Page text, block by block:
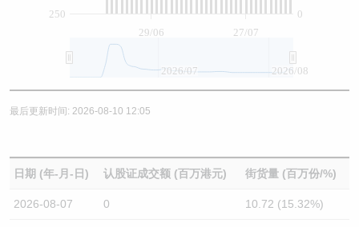
29/06 27/07
0
250
2026/07 2026/08
最后更新时间: 2026-08-10 12:05
日期 (年-月-日) 认股证成交额 (百万港元) 街货量 (百万份/%)
2026-08-07 0 10.72 (15.32%)